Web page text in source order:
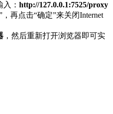
： http://127.0.0.1:7525/proxy
再点击“确定”来关闭Internet
，然后重新打开浏览器即可实